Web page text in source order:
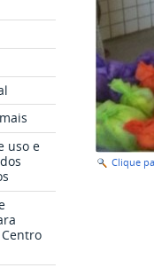
uso e
Clique